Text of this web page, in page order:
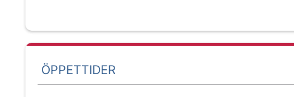
ÖPPETTIDER